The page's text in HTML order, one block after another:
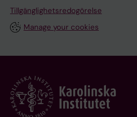
Tillgänglighetsredogörelse
Manage your cookies